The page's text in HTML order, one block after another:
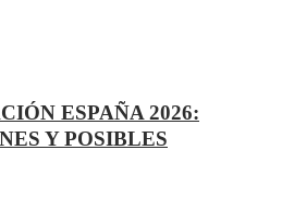
ESPAÑA 2026:
Y POSIBLES